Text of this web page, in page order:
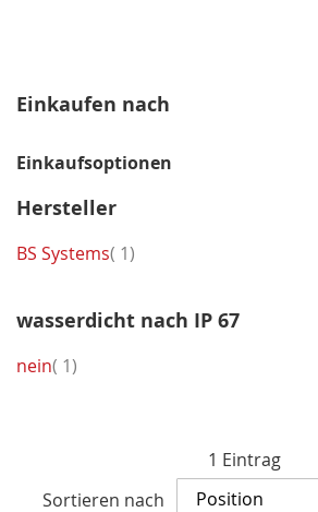
1 Eintrag
Sortieren nach
Einkaufen nach
Einkaufsoptionen
Hersteller
BS Systems 1Artikel
wasserdicht nach IP 67
nein 1Artikel